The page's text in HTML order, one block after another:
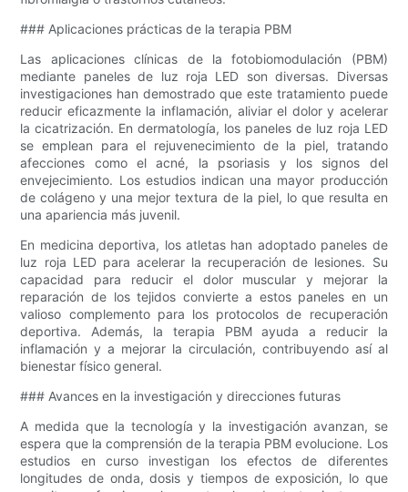
### Aplicaciones prácticas de la terapia PBM
Las aplicaciones clínicas de la fotobiomodulación (PBM)
mediante paneles de luz roja LED son diversas. Diversas
investigaciones han demostrado que este tratamiento puede
reducir eficazmente la inflamación, aliviar el dolor y acelerar
la cicatrización. En dermatología, los paneles de luz roja LED
se emplean para el rejuvenecimiento de la piel, tratando
afecciones como el acné, la psoriasis y los signos del
envejecimiento. Los estudios indican una mayor producción
de colágeno y una mejor textura de la piel, lo que resulta en
una apariencia más juvenil.
En medicina deportiva, los atletas han adoptado paneles de
luz roja LED para acelerar la recuperación de lesiones. Su
capacidad para reducir el dolor muscular y mejorar la
reparación de los tejidos convierte a estos paneles en un
valioso complemento para los protocolos de recuperación
deportiva. Además, la terapia PBM ayuda a reducir la
inflamación y a mejorar la circulación, contribuyendo así al
bienestar físico general.
### Avances en la investigación y direcciones futuras
A medida que la tecnología y la investigación avanzan, se
espera que la comprensión de la terapia PBM evolucione. Los
estudios en curso investigan los efectos de diferentes
longitudes de onda, dosis y tiempos de exposición, lo que